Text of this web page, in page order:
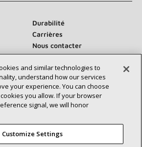
Durabilité
Carrières
Nous contacter
nous :
and similar technologies to
understand how our services
your experience. You can choose
you allow. If your browser
signal, we will honor
Customize Settings